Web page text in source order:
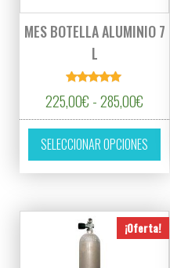
MES BOTELLA ALUMINIO 7
L
con
de 5
225,00€ -285,00€
SELECCIONAR OPCIONES
¡Oferta!